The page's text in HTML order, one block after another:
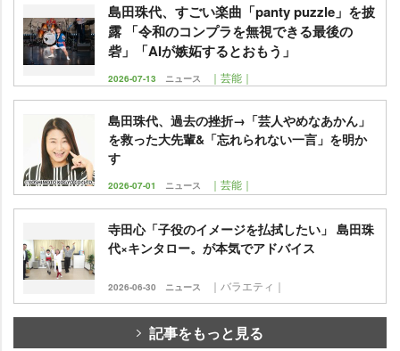
島田珠代、すごい楽曲「panty puzzle」を披
露 「令和のコンプラを無視できる最後の
砦」「AIが嫉妬するとおもう」
2026-07-13 ニュース ｜芸能｜
島田珠代、過去の挫折→「芸人やめなあかん」
を救った大先輩&「忘れられない一言」を明か
す
2026-07-01 ニュース ｜芸能｜
寺田心「子役のイメージを払拭したい」 島田珠
代×キンタロー。が本気でアドバイス
2026-06-30 ニュース ｜バラエティ｜
記事をもっと見る